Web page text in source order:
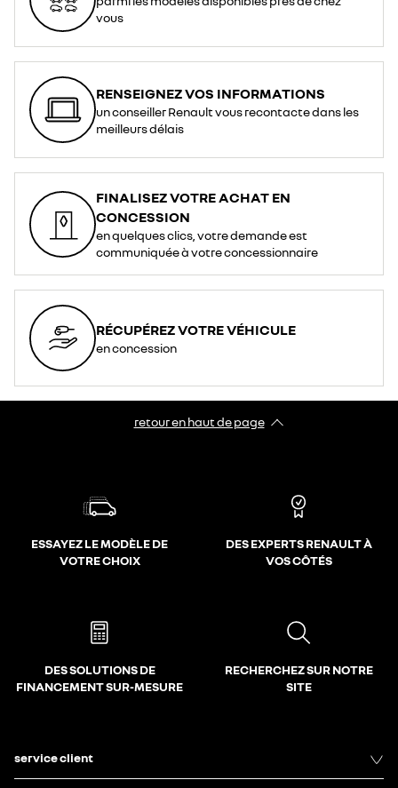
vous
RENSEIGNEZ VOS INFORMATIONS
un conseiller Renault vous recontacte dans les
meilleurs délais
FINALISEZ VOTRE ACHAT EN
CONCESSION
en quelques clics, votre demande est
communiquée à votre concessionnaire
RÉCUPÉREZ VOTRE VÉHICULE
en concession
retour en haut de page​
ESSAYEZ LE MODÈLE DE
VOTRE CHOIX
DES EXPERTS RENAULT À
VOS CÔTÉS
DES SOLUTIONS DE
FINANCEMENT SUR-MESURE
RECHERCHEZ SUR NOTRE
SITE
service client